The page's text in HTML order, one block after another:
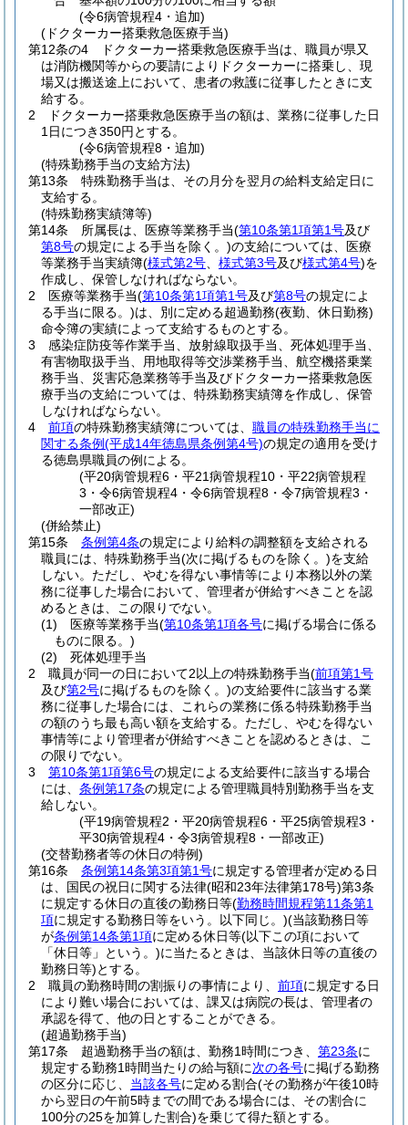
(令6病管規程4・追加)
(ドクターカー搭乗救急医療手当)
第12条の4
ドクターカー搭乗救急医療手当は、職員が県又
は消防機関等からの要請によりドクターカーに搭乗し、現
場又は搬送途上において、患者の救護に従事したときに支
給する。
2
ドクターカー搭乗救急医療手当の額は、業務に従事した日
1日につき350円とする。
(令6病管規程8・追加)
(特殊勤務手当の支給方法)
第13条
特殊勤務手当は、その月分を翌月の給料支給定日に
支給する。
(特殊勤務実績簿等)
第14条
所属長は、医療等業務手当(第10条第1項第1号及び
第8号の規定による手当を除く。)の支給については、医療
等業務手当実績簿(様式第2号 様式第3号及び様式第4号)を
作成し、保管しなければならない。
2
医療等業務手当(第10条第1項第1号及び第8号の規定によ
る手当に限る。)は、別に定める超過勤務(夜勤、休日勤務)
命令簿の実績によって支給するものとする。
3
感染症防疫等作業手当、放射線取扱手当、死体処理手当、
有害物取扱手当、用地取得等交渉業務手当、航空機搭乗業
務手当、災害応急業務等手当及びドクターカー搭乗救急医
療手当の支給については、特殊勤務実績簿を作成し、保管
しなければならない。
4
前項の特殊勤務実績簿については、 職員の特殊勤務手当に
関する条例(平成14年徳島県条例第4号)の規定の適用を受け
る徳島県職員の例による。
(平20病管規程6・平21病管規程10・平22病管規程
3・令6病管規程4・令6病管規程8・令7病管規程3・
一部改正)
(併給禁止)
第15条
条例第4条の規定により給料の調整額を支給される
職員には、特殊勤務手当(次に掲げるものを除く。)を支給
しない。 ただし、やむを得ない事情等により本務以外の業
務に従事した場合において、管理者が併給すべきことを認
めるときは、この限りでない。
(1)
医療等業務手当(第10条第1項各号に掲げる場合に係る
ものに限る。)
(2)
死体処理手当
2
職員が同一の日において2以上の特殊勤務手当(前項第1号
及び第2号に掲げるものを除く。)の支給要件に該当する業
務に従事した場合には、これらの業務に係る特殊勤務手当
の額のうち最も高い額を支給する。 ただし、やむを得ない
事情等により管理者が併給すべきことを認めるときは、こ
の限りでない。
3
第10条第1項第6号の規定による支給要件に該当する場合
には、 条例第17条の規定による管理職員特別勤務手当を支
給しない。
(平19病管規程2・平20病管規程6・平25病管規程3・
平30病管規程4・令3病管規程8・一部改正)
(交替勤務者等の休日の特例)
第16条
条例第14条第3項第1号に規定する管理者が定める日
は、国民の祝日に関する法律(昭和23年法律第178号)第3条
に規定する休日の直後の勤務日等(勤務時間規程第11条第1
項に規定する勤務日等をいう。以下同じ。)(当該勤務日等
が条例第14条第1項に定める休日等(以下この項において
「休日等」という。)に当たるときは、当該休日等の直後の
勤務日等)とする。
2
職員の勤務時間の割振りの事情により、 前項に規定する日
により難い場合においては、課又は病院の長は、管理者の
承認を得て、他の日とすることができる。
(超過勤務手当)
第17条
超過勤務手当の額は、勤務1時間につき、 第23条に
規定する勤務1時間当たりの給与額に次の各号に掲げる勤務
の区分に応じ、 当該各号に定める割合(その勤務が午後10時
から翌日の午前5時までの間である場合には、その割合に
100分の25を加算した割合)を乗じて得た額とする。